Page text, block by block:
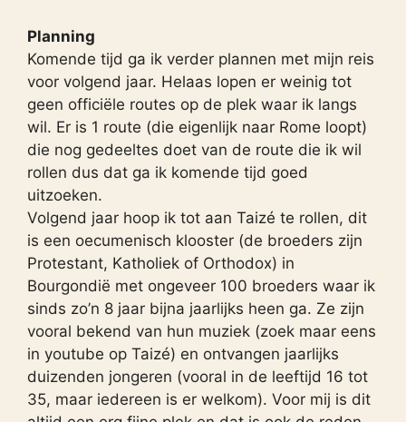
Planning
Komende tijd ga ik verder plannen met mijn reis
voor volgend jaar. Helaas lopen er weinig tot
geen officiële routes op de plek waar ik langs
wil. Er is 1 route (die eigenlijk naar Rome loopt)
die nog gedeeltes doet van de route die ik wil
rollen dus dat ga ik komende tijd goed
uitzoeken.
Volgend jaar hoop ik tot aan Taizé te rollen, dit
is een oecumenisch klooster (de broeders zijn
Protestant, Katholiek of Orthodox) in
Bourgondië met ongeveer 100 broeders waar ik
sinds zo’n 8 jaar bijna jaarlijks heen ga. Ze zijn
vooral bekend van hun muziek (zoek maar eens
in youtube op Taizé) en ontvangen jaarlijks
duizenden jongeren (vooral in de leeftijd 16 tot
35, maar iedereen is er welkom). Voor mij is dit